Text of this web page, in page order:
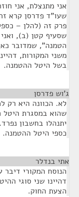
אני מתנצלת, אני
שעו"ד פדרסן קרא
פרק זה (להלן –
שסעיף קטן (ב),
הטמנה", שמדובר
משני המקורות,
בשל היטל ההטמנה.
ג'וש פדרסן
לא. הכוונה היא רק
שהוא במסגרת
יתנהלו בחשבון
כספי היטל ההטמנה.
אתי בנדלר
הנוסח המקורי
דהיינו שני סוגי
הצעת החוק.